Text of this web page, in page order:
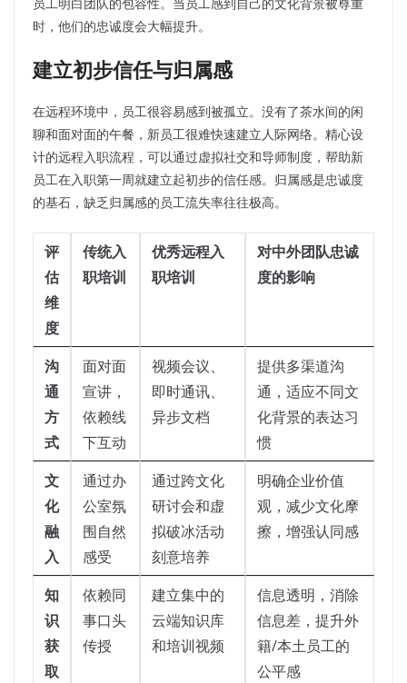
员工明白团队的包容性。当员工感到自己的文化背景被尊重
时，他们的忠诚度会大幅提升。
建立初步信任与归属感
在远程环境中，员工很容易感到被孤立。没有了茶水间的闲
聊和面对面的午餐，新员工很难快速建立人际网络。精心设
计的远程入职流程，可以通过虚拟社交和导师制度，帮助新
员工在入职第一周就建立起初步的信任感。归属感是忠诚度
的基石，缺乏归属感的员工流失率往往极高。
评
估
维
度
传统入
职培训
优秀远程入
职培训
对中外团队忠诚
度的影响
沟
通
方
式
面对面
宣讲，
依赖线
下互动
视频会议、
即时通讯、
异步文档
提供多渠道沟
通，适应不同文
化背景的表达习
惯
文
化
融
入
通过办
公室氛
围自然
感受
通过跨文化
研讨会和虚
拟破冰活动
刻意培养
明确企业价值
观，减少文化摩
擦，增强认同感
知
识
获
取
依赖同
事口头
传授
建立集中的
云端知识库
和培训视频
信息透明，消除
信息差，提升外
籍/本土员工的
公平感